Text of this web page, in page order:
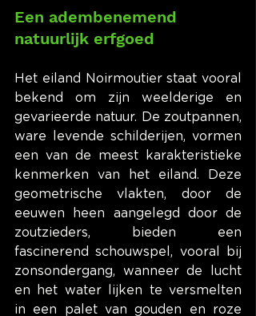
Een adembenemend
natuurlijk erfgoed
Het eiland Noirmoutier staat vooral
bekend om zijn weelderige en
gevarieerde natuur. De zoutpannen,
ware levende schilderijen, vormen
een van de meest karakteristieke
kenmerken van het eiland. Deze
geometrische vlakten, door de
eeuwen heen aangelegd door de
zoutzieders, bieden een
fascinerend schouwspel, vooral bij
zonsondergang, wanneer de lucht
en het water lijken te versmelten
in een palet van gouden en roze